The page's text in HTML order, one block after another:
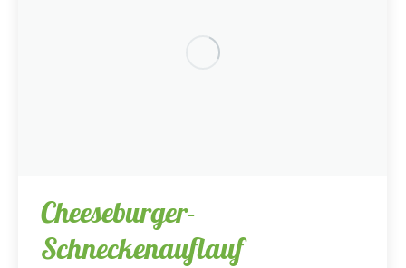
Cheeseburger-
Schneckenauflauf